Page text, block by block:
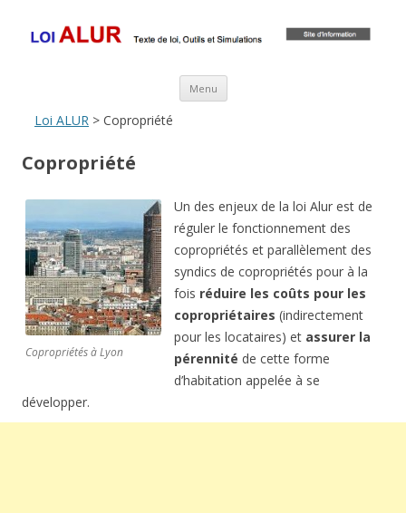
Loi ALUR
ALUR
Menu Aller au contenu principal
Loi ALUR > Copropriété
Copropriété
Copropriétés à Lyon
Un des enjeux de la loi Alur est de
réguler le fonctionnement des
copropriétés et parallèlement des
syndics de copropriétés pour à la
fois réduire les coûts pour les
copropriétaires (indirectement
pour les locataires) et assurer la
pérennité de cette forme
d’habitation appelée à se
développer.